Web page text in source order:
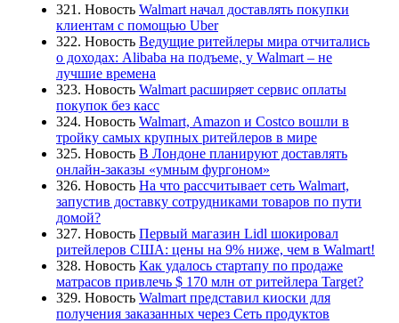
321. Новость Walmart начал доставлять покупки
клиентам с помощью Uber
322. Новость Ведущие ритейлеры мира отчитались
о доходах: Alibaba на подъеме, у Walmart – не
лучшие времена
323. Новость Walmart расширяет сервис оплаты
покупок без касс
324. Новость Walmart, Amazon и Costco вошли в
тройку самых крупных ритейлеров в мире
325. Новость В Лондоне планируют доставлять
онлайн-заказы «умным фургоном»
326. Новость На что рассчитывает сеть Walmart,
запустив доставку сотрудниками товаров по пути
домой?
327. Новость Первый магазин Lidl шокировал
ритейлеров США: цены на 9% ниже, чем в Walmart!
328. Новость Как удалось стартапу по продаже
матрасов привлечь $ 170 млн от ритейлера Target?
329. Новость Walmart представил киоски для
получения заказанных через Сеть продуктов